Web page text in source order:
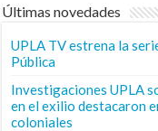
Últimas novedades
UPLA TV estrena la
Pública
Investigaciones UPLA
en el exilio destacaron
coloniales